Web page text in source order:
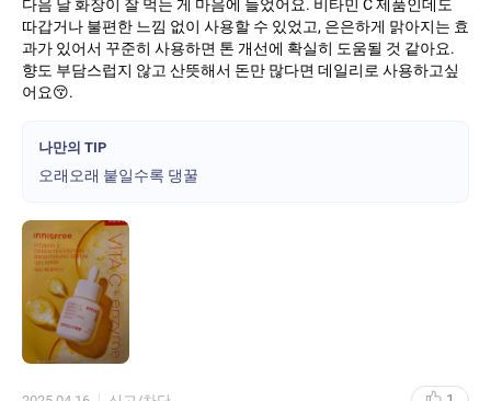
다음 날 화장이 잘 먹는 게 마음에 들었어요. 비타민 C 제품인데도
따갑거나 불편한 느낌 없이 사용할 수 있었고, 은은하게 맑아지는 효
과가 있어서 꾸준히 사용하면 톤 개선에 확실히 도움될 것 같아요.
향도 부담스럽지 않고 산뜻해서 돈만 많다면 데일리로 사용하고싶
어요😚.
나만의 TIP
오래오래 붙일수록 댕꿀